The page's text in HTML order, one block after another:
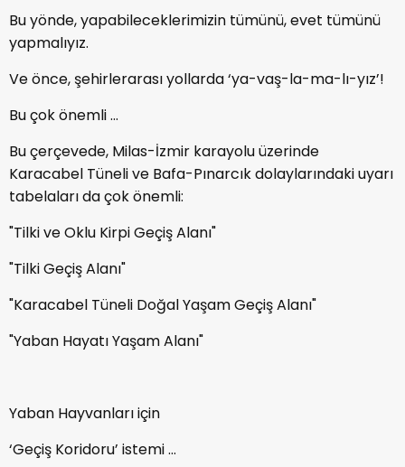
Bu yönde, yapabileceklerimizin tümünü, evet tümünü
yapmalıyız.
Ve önce, şehirlerarası yollarda ‘ya-vaş-la-ma-lı-yız’!
Bu çok önemli ...
Bu çerçevede, Milas-İzmir karayolu üzerinde
Karacabel Tüneli ve Bafa-Pınarcık dolaylarındaki uyarı
tabelaları da çok önemli:
"Tilki ve Oklu Kirpi Geçiş Alanı"
"Tilki Geçiş Alanı"
"Karacabel Tüneli Doğal Yaşam Geçiş Alanı"
"Yaban Hayatı Yaşam Alanı"
Yaban Hayvanları için
‘Geçiş Koridoru’ istemi ...